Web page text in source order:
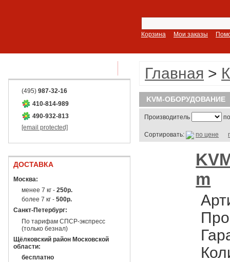
Корзина Мои заказы
(495) 987-32-16
410-814-989
490-932-813
[email protected]
ДОСТАВКА
Москва:
менее 7 кг - 250р.
более 7 кг - 500р.
Санкт-Петербург:
По тарифам СПСР-экспресс
(только безнал)
Щёлковский район Московской
области:
бесплатно
Главная >
KVM-ОБОРУДОВАНИЕ
Производитель
Сортировать: по цене
m